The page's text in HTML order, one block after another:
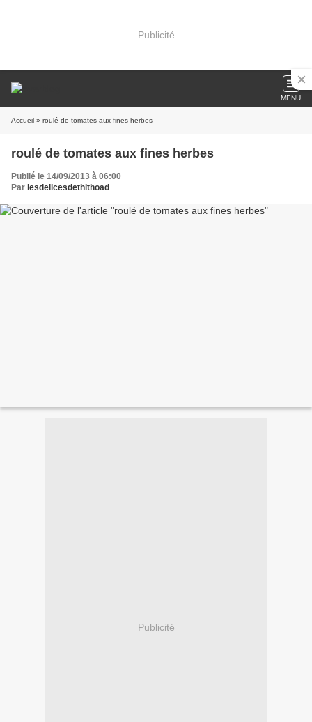
Publicité
MENU
Accueil » roulé de tomates aux fines herbes
roulé de tomates aux fines herbes
Publié le 14/09/2013 à 06:00
Par lesdelicesdethithoad
Publicité